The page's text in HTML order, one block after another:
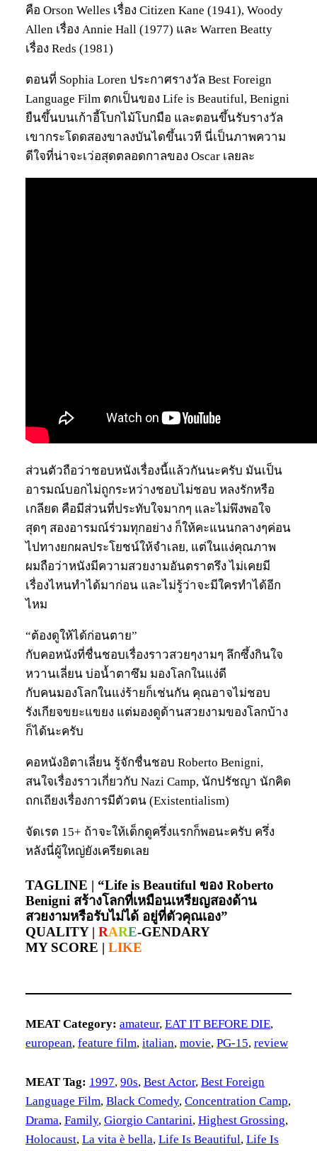
คือ Orson Welles เรื่อง Citizen Kane (1941), Woody
Allen เรื่อง Annie Hall (1977) และ Warren Beatty
เรื่อง Reds (1981)
ตอนที่ Sophia Loren ประกาศรางวัล Best Foreign
Language Film ตกเป็นของ Life is Beautiful, Benigni
ยืนขึ้นบนเก้าอี้โบกไม้โบกมือ และตอนขึ้นรับรางวัล
เขากระโดดสองขาลงบันไดขึ้นเวที นี่เป็นภาพความ
ดีใจที่น่าจะเว่อสุดตลอดกาลของ Oscar เลยละ
ส่วนตัวถือว่าชอบหนังเรื่องนี้แล้วกันนะครับ มันเป็น
อารมณ์บอกไม่ถูกระหว่างชอบไม่ชอบ หลงรักหรือ
เกลียด คือมีส่วนที่ประทับใจมากๆ และไม่พึงพอใจ
สุดๆ สองอารมณ์ร่วมทุกอย่าง ก็ให้คะแนนกลางๆค่อน
ไปทางยกผลประโยชน์ให้จำเลย, แต่ในแง่คุณภาพ
ผมถือว่าหนังมีความสวยงามอันตราตรึง ไม่เคยมี
เรื่องไหนทำได้มาก่อน และไม่รู้ว่าจะมีใครทำได้อีก
ไหม
“ต้องดูให้ได้ก่อนตาย”
กับคอหนังที่ชื่นชอบเรื่องราวสวยๆงามๆ ลึกซึ้งกินใจ
หวานเลี่ยน บ่อน้ำตาซึม มองโลกในแง่ดี
กับคนมองโลกในแง่ร้ายก็เช่นกัน คุณอาจไม่ชอบ
รังเกียจขยะแขยง แต่มองดูด้านสวยงามของโลกบ้าง
ก็ได้นะครับ
คอหนังอิตาเลี่ยน รู้จักชื่นชอบ Roberto Benigni,
สนใจเรื่องราวเกี่ยวกับ Nazi Camp, นักปรัชญา นักคิด
ถกเถียงเรื่องการมีตัวตน (Existentialism)
จัดเรต 15+ ถ้าจะให้เด็กดูครึ่งแรกก็พอนะครับ ครึ่ง
หลังนี่ผู้ใหญ่ยังเครียดเลย
TAGLINE | “Life is Beautiful ของ Roberto
Benigni สร้างโลกที่เหมือนเหรียญสองด้าน
สวยงามหรือรับไม่ได้ อยู่ที่ตัวคุณเอง”
QUALITY | RARE-GENDARY
MY SCORE | LIKE
MEAT Category: amateur, EAT IT BEFORE DIE
european, feature film, italian, movie, PG-15, review
MEAT Tag: 1997, 90s, Best Actor, Best Foreign
Language Film, Black Comedy, Concentration Camp
Drama, Family, Giorgio Cantarini, Highest Grossing
Holocaust, La vita è bella, Life Is Beautiful, Life Is